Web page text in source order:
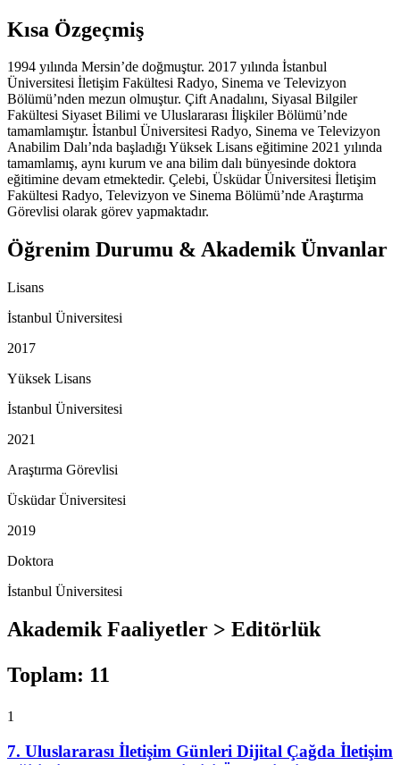
Kısa Özgeçmiş
1994 yılında Mersin’de doğmuştur. 2017 yılında İstanbul
Üniversitesi İletişim Fakültesi Radyo, Sinema ve Televizyon
Bölümü’nden mezun olmuştur. Çift Anadalını, Siyasal Bilgiler
Fakültesi Siyaset Bilimi ve Uluslararası İlişkiler Bölümü’nde
tamamlamıştır. İstanbul Üniversitesi Radyo, Sinema ve Televizyon
Anabilim Dalı’nda başladığı Yüksek Lisans eğitimine 2021 yılında
tamamlamış, aynı kurum ve ana bilim dalı bünyesinde doktora
eğitimine devam etmektedir. Çelebi, Üsküdar Üniversitesi İletişim
Fakültesi Radyo, Televizyon ve Sinema Bölümü’nde Araştırma
Görevlisi olarak görev yapmaktadır.
Öğrenim Durumu & Akademik Ünvanlar
Lisans
İstanbul Üniversitesi
2017
Yüksek Lisans
İstanbul Üniversitesi
2021
Araştırma Görevlisi
Üsküdar Üniversitesi
2019
Doktora
İstanbul Üniversitesi
Akademik Faaliyetler > Editörlük
Toplam: 11
1
7. Uluslararası İletişim Günleri Dijital Çağda İletişim